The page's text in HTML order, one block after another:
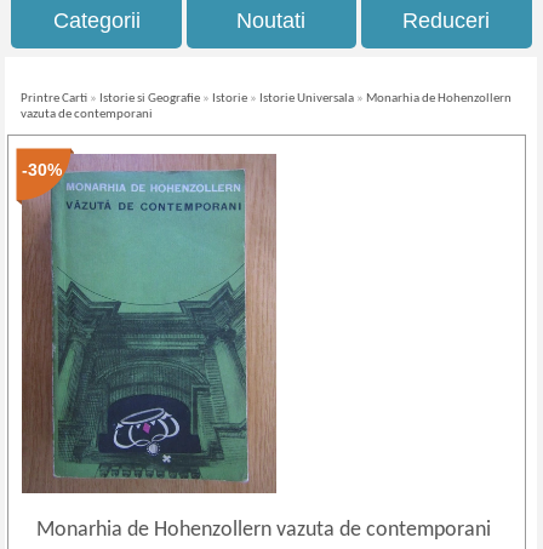
Categorii Noutati Reduceri
Printre Carti » Istorie si Geografie » Istorie » Istorie Universala » Monarhia de Hohenzollern
vazuta de contemporani
-30%
Monarhia de Hohenzollern vazuta de contemporani